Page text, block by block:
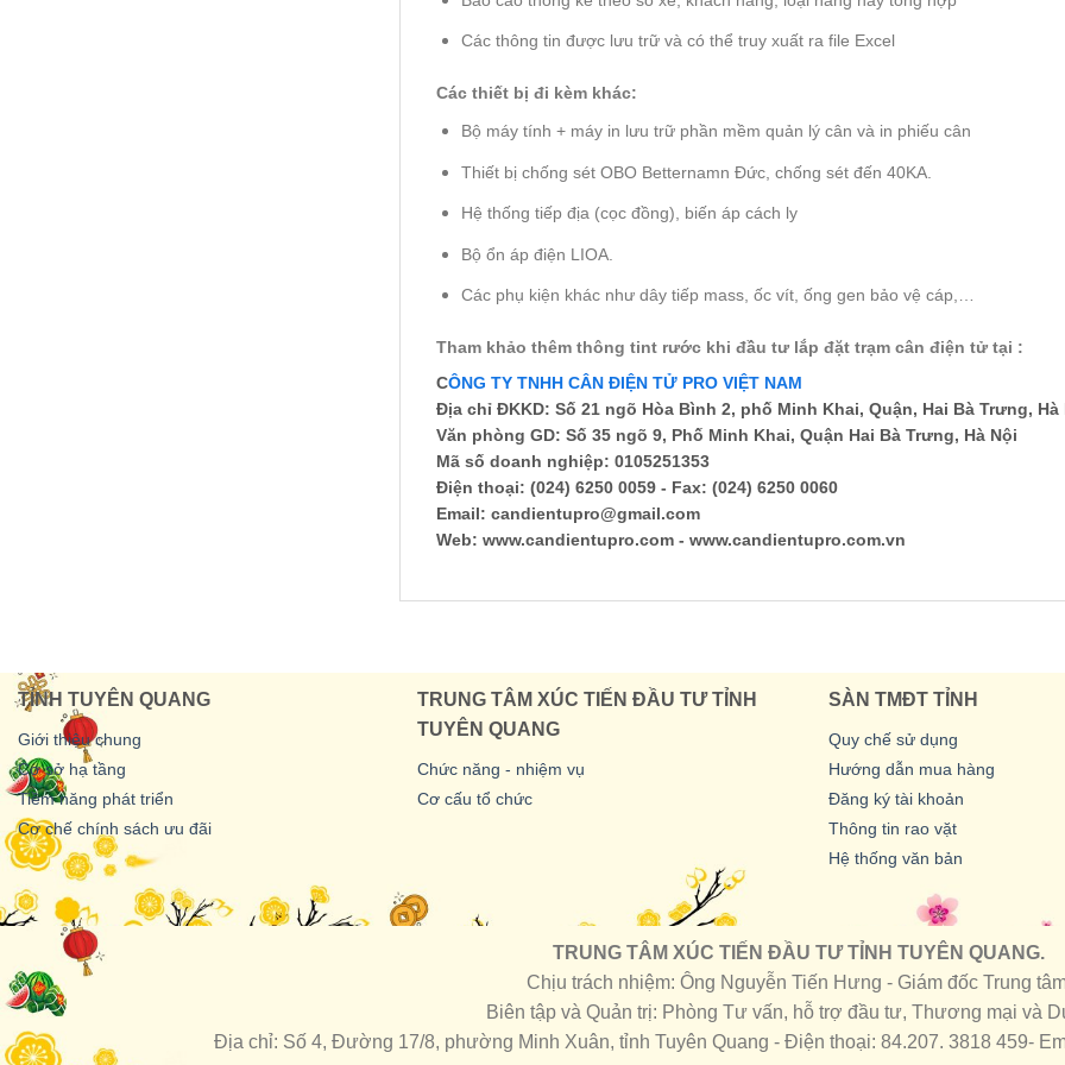
Các thông tin được lưu trữ và có thể truy xuất ra file Excel
Các thiết bị đi kèm khác:
Bộ máy tính + máy in lưu trữ phần mềm quản lý cân và in phiếu cân
Thiết bị chống sét OBO Betternamn Đức, chống sét đến 40KA.
Hệ thống tiếp địa (cọc đồng), biến áp cách ly
Bộ ổn áp điện LIOA.
Các phụ kiện khác như dây tiếp mass, ốc vít, ống gen bảo vệ cáp,…
Tham khảo thêm thông tint rước khi đầu tư lắp đặt trạm cân điện tử tại :
CÔNG TY TNHH CÂN ĐIỆN TỬ PRO VIỆT NAM
Địa chỉ ĐKKD: Số 21 ngõ Hòa Bình 2, phố Minh Khai, Quận, Hai Bà Trưng, Hà
Văn phòng GD: Số 35 ngõ 9, Phố Minh Khai, Quận Hai Bà Trưng, Hà Nội
Mã số doanh nghiệp: 0105251353
Điện thoại: (024) 6250 0059 - Fax: (024) 6250 0060
Email: candientupro@gmail.com
Web: www.candientupro.com - www.candientupro.com.vn
TỈNH TUYÊN QUANG
Giới thiệu chung
Cơ sở hạ tầng
Tiềm năng phát triển
Cơ chế chính sách ưu đãi
TRUNG TÂM XÚC TIẾN ĐẦU TƯ TỈNH
TUYÊN QUANG
Chức năng - nhiệm vụ
Cơ cấu tổ chức
SÀN TMĐT TỈNH
Quy chế sử dụng
Hướng dẫn mua hàng
Đăng ký tài khoản
Thông tin rao vặt
Hệ thống văn bản
TRUNG TÂM XÚC TIẾN ĐẦU TƯ TỈNH TUYÊN QUANG.
Chịu trách nhiệm: Ông Nguyễn Tiến Hưng - Giám đốc Trung
Biên tập và Quản trị: Phòng Tư vấn, hỗ trợ đầu tư, Thương mại và
Địa chỉ: Số 4, Đường 17/8, phường Minh Xuân, tỉnh Tuyên Quang - Điện thoại: 84.207. 3818 459-